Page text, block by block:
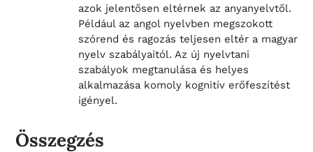
azok jelentősen eltérnek az anyanyelvtől.
Például az angol nyelvben megszokott
szórend és ragozás teljesen eltér a magyar
nyelv szabályaitól. Az új nyelvtani
szabályok megtanulása és helyes
alkalmazása komoly kognitív erőfeszítést
igényel.
Összegzés